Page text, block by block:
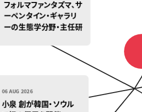
06 AUG 2026
小泉 創が韓国・ソウル
フォルマファンタズマ、サ
ーペンタイン・ギャラリ
ーの生態学分野・主任研